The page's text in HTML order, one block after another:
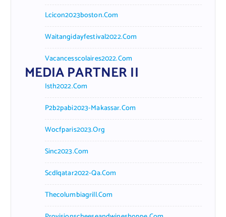
Lcicon2023boston.com
Waitangidayfestival2022.com
Vacancesscolaires2022.com
MEDIA PARTNER II
Isth2022.com
P2b2pabi2023-Makassar.com
Wocfparis2023.org
Sinc2023.com
Scdlqatar2022-Qa.com
Thecolumbiagrill.com